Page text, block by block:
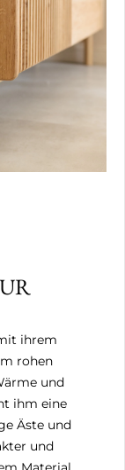
ihrem
rohen
und
ihm eine
Äste und
und